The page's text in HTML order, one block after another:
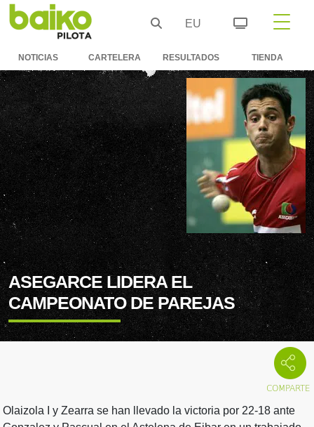
EU
NOTICIAS CARTELERA RESULTADOS TIENDA
ASEGARCE LIDERA EL
CAMPEONATO DE PAREJAS
Olaizola I y Zearra se han llevado la victoria por 22-18 ante